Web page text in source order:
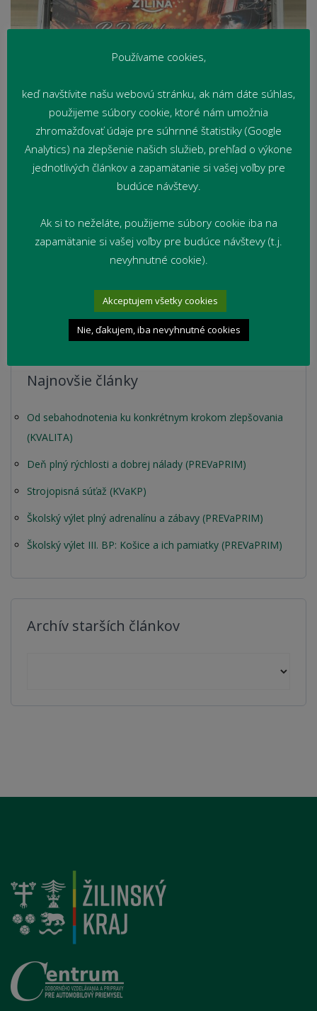
pamäti najdlhšie a sú krásnou bodkou za úspešným
školským rokom.
Najnovšie články
Od sebahodnotenia ku konkrétnym krokom zlepšovania
(KVALITA)
Deň plný rýchlosti a dobrej nálady (PREVaPRIM)
Strojopisná súťaž (KVaKP)
Školský výlet plný adrenalínu a zábavy (PREVaPRIM)
Školský výlet III. BP: Košice a ich pamiatky (PREVaPRIM)
Archív starších článkov
Používame cookies,
keď navštívite našu webovú stránku, ak nám dáte súhlas,
použijeme súbory cookie, ktoré nám umožnia
zhromažďovať údaje pre súhrnné štatistiky (Google
Analytics) na zlepšenie našich služieb, prehľad o výkone
jednotlivých článkov a zapamätanie si vašej voľby pre
budúce návštevy.
Ak si to neželáte, použijeme súbory cookie iba na
zapamätanie si vašej voľby pre budúce návštevy (t.j.
nevyhnutné cookie).
Akceptujem všetky cookies
Nie, ďakujem, iba nevyhnutné cookies